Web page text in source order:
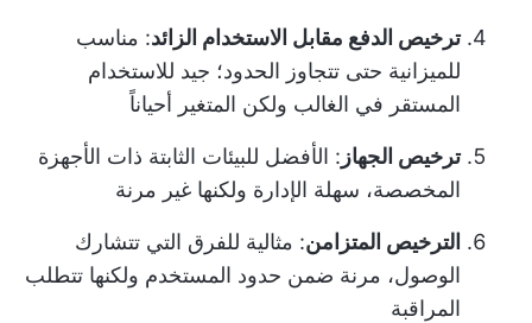
ترخيص الدفع مقابل الاستخدام الزائد: مناسب
للميزانية حتى تتجاوز الحدود؛ جيد للاستخدام
المستقر في الغالب ولكن المتغير أحياناً
ترخيص الجهاز : الأفضل للبيئات الثابتة ذات الأجهزة
المخصصة، سهلة الإدارة ولكنها غير مرنة
الترخيص المتزامن: مثالية للفرق التي تتشارك
الوصول، مرنة ضمن حدود المستخدم ولكنها تتطلب
المراقبة